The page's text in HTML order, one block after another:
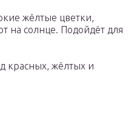
жёлтые цветки,
на солнце. Подойдёт для
красных, жёлтых и